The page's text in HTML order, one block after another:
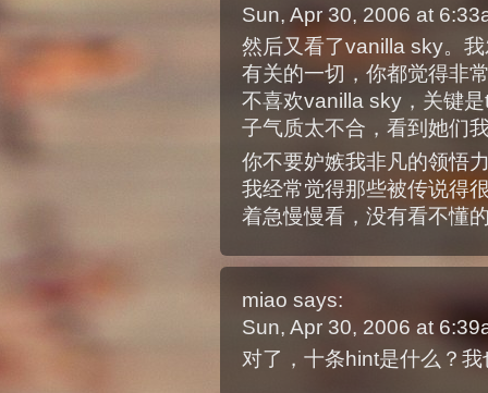
Sun, Apr 30, 2006 at
然后又看了vanilla sky。
有关的一切，你都觉得非
不喜欢vanilla sky，关键
子气质太不合，看到她们
你不要妒嫉我非凡的领悟
我经常觉得那些被传说得
着急慢慢看，没有看不懂
miao says:
Sun, Apr 30, 2006 at
对了，十条hint是什么？